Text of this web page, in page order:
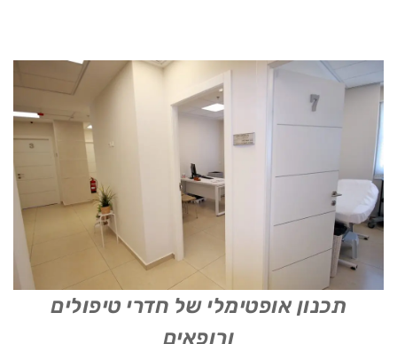
תכנון אופטימלי של חדרי טיפולים
ורופאים